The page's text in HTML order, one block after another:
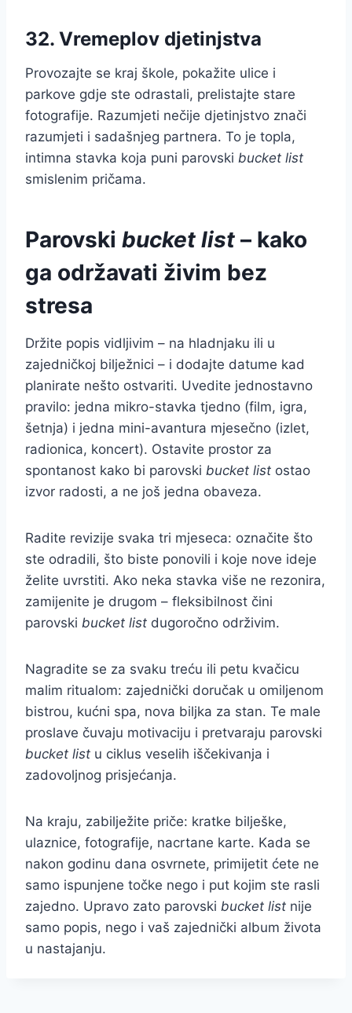
32. Vremeplov djetinjstva
Provozajte se kraj škole, pokažite ulice i
parkove gdje ste odrastali, prelistajte stare
fotografije. Razumjeti nečije djetinjstvo znači
razumjeti i sadašnjeg partnera. To je topla,
intimna stavka koja puni parovski bucket list
smislenim pričama.
Parovski bucket list – kako
ga održavati živim bez
stresa
Držite popis vidljivim – na hladnjaku ili u
zajedničkoj bilježnici – i dodajte datume kad
planirate nešto ostvariti. Uvedite jednostavno
pravilo: jedna mikro-stavka tjedno (film, igra,
šetnja) i jedna mini-avantura mjesečno (izlet,
radionica, koncert). Ostavite prostor za
spontanost kako bi parovski bucket list ostao
izvor radosti, a ne još jedna obaveza.
Radite revizije svaka tri mjeseca: označite što
ste odradili, što biste ponovili i koje nove ideje
želite uvrstiti. Ako neka stavka više ne rezonira,
zamijenite je drugom – fleksibilnost čini
parovski bucket list dugoročno održivim.
Nagradite se za svaku treću ili petu kvačicu
malim ritualom: zajednički doručak u omiljenom
bistrou, kućni spa, nova biljka za stan. Te male
proslave čuvaju motivaciju i pretvaraju parovski
bucket list u ciklus veselih iščekivanja i
zadovoljnog prisjećanja.
Na kraju, zabilježite priče: kratke bilješke,
ulaznice, fotografije, nacrtane karte. Kada se
nakon godinu dana osvrnete, primijetit ćete ne
samo ispunjene točke nego i put kojim ste rasli
zajedno. Upravo zato parovski bucket list nije
samo popis, nego i vaš zajednički album života
u nastajanju.